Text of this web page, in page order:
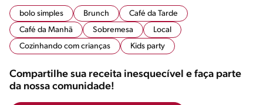
bolo simples Brunch
Café da Tarde
Café da Manhã
Sobremesa
Local
Cozinhando com crianças
Kids party
Compartilhe sua receita inesquecível e faça parte
da nossa comunidade!